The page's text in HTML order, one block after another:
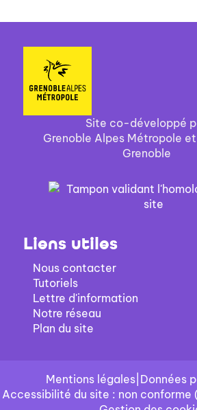
Site co-développé
Grenoble Alpes Métropole
Grenoble
Liens utiles
Nous contacter
Tutoriels
Lettre d'information
Notre réseau
Plan du site
Mentions légales| Données
Accessibilité du site : non